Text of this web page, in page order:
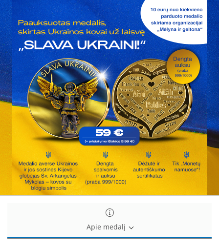
Paauksuotas
medalis,
skirtas
Ukrainos
kovai
už
laisvę
„Slava
Ukraini!“
Paauksuotas
medalis,
skirtas
Ukrainos
kovai
už
laisvę
„Slava
Ukraini!“
Apie medalį